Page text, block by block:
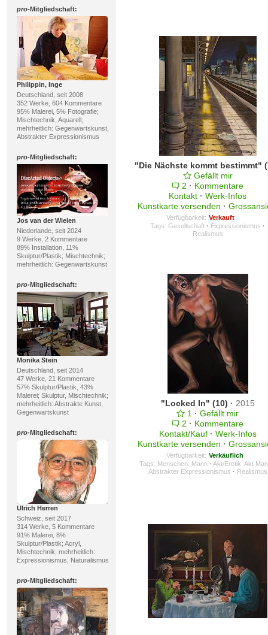
pro-Mitgliedschaft:
Philippin, Inge
Deutschland, seit 2008
352 Werke, 604 Kommentare
95% Malerei, 5% Fotografie;
Mischtechnik, Aquarell;
mehrheitlich: Gegenwartskunst,
Abstrakter Expressionismus
pro-Mitgliedschaft:
Jos van der Wielen
Niederlande, seit 2024
9 Werke, 2 Kommentare
89% Installation, 11%
Skulptur/Plastik; Mischtechnik;
mehrheitlich: Gegenwartskunst
pro-Mitgliedschaft:
Monika Stein
Deutschland, seit 2014
47 Werke, 21 Kommentare
57% Skulptur/Plastik, 43%
Malerei; Skulptur, Mischtechnik;
mehrheitlich: Abstrakte Kunst,
Gegenwartskunst
pro-Mitgliedschaft:
Ulrich Herren
Schweiz, seit 2017
314 Werke, 5 Kommentare
91% Malerei, 8%
Skulptur/Plastik; Acryl,
Mischtechnik; mehrheitlich:
Expressionismus, Naturalismus
pro-Mitgliedschaft:
Gefällt mir
2 · Kommentare
Kontakt · Werk-Infos
Kunstkarte versenden ·
Verfügbarkeit: Verkauft
Tags:Gesellschaft · Expressionismus ·
Realismus
"Locked In" (10) · 2015
1 · Gefällt mir
2 · Kommentare
Kontakt/Kauf · Werk-Infos
Kunstkarte versenden ·
Verfügbarkeit: Verkäuflich
Tags: Menschen: Mann · Akt/Erotik: Akt
Abstrakter Expressionismus · Realismus